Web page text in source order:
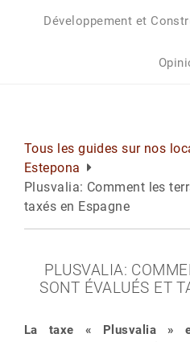
Développement et
Tous les guides sur nos
Estepona
Plusvalia: Comment les
taxés en Espagne
PLUSVALIA:
SONT ÉVALUÉS ET
La taxe « Plusvalia »